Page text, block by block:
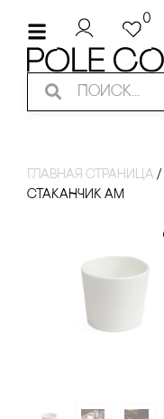
0
Главная страница /
сТАКАНЧИК АМ